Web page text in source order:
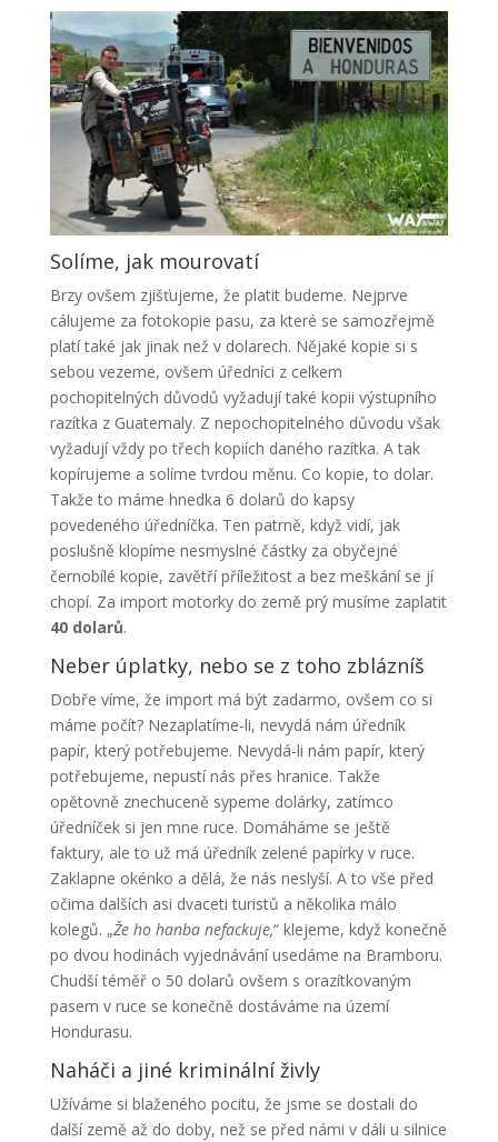
Solíme, jak mourovatí
Brzy ovšem zjišťujeme, že platit budeme. Nejprve
cálujeme za fotokopie pasu, za které se samozřejmě
platí také jak jinak než v dolarech. Nějaké kopie si s
sebou vezeme, ovšem úředníci z celkem
pochopitelných důvodů vyžadují také kopii výstupního
razítka z Guatemaly. Z nepochopitelného důvodu však
vyžadují vždy po třech kopiích daného razítka. A tak
kopírujeme a solíme tvrdou měnu. Co kopie, to dolar.
Takže to máme hnedka 6 dolarů do kapsy
povedeného úředníčka. Ten patrně, když vidí, jak
poslušně klopíme nesmyslné částky za obyčejné
černobílé kopie, zavětří příležitost a bez meškání se jí
chopí. Za import motorky do země prý musíme zaplatit
40 dolarů.
Neber úplatky, nebo se z toho zblázníš
Dobře víme, že import má být zadarmo, ovšem co si
máme počít? Nezaplatíme-li, nevydá nám úředník
papír, který potřebujeme. Nevydá-li nám papír, který
potřebujeme, nepustí nás přes hranice. Takže
opětovně znechuceně sypeme dolárky, zatímco
úředníček si jen mne ruce. Domáháme se ještě
faktury, ale to už má úředník zelené papírky v ruce.
Zaklapne okénko a dělá, že nás neslyší. A to vše před
očima dalších asi dvaceti turistů a několika málo
kolegů. „Že ho hanba nefackuje,“ klejeme, když konečně
po dvou hodinách vyjednávání usedáme na Bramboru.
Chudší téměř o 50 dolarů ovšem s orazítkovaným
pasem v ruce se konečně dostáváme na území
Hondurasu.
Naháči a jiné kriminální živly
Užíváme si blaženého pocitu, že jsme se dostali do
další země až do doby, než se před námi v dáli u silnice